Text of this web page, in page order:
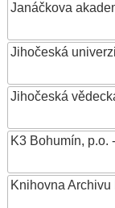
Janáčkova
Jihočeská
Jihočeská
K3 Bohumín, p.o.
Knihovna